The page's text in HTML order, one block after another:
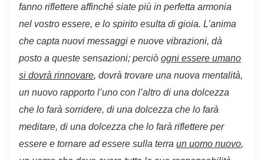
fanno riflettere affinché siate più in perfetta armonia
nel vostro essere, e lo spirito esulta di gioia. L’anima
che capta nuovi messaggi e nuove vibrazioni, dà
posto a queste sensazioni; perciò ogni essere umano
si dovrà rinnovare, dovrà trovare una nuova mentalità,
un nuovo rapporto l’uno con l’altro di una dolcezza
che lo farà sorridere, di una dolcezza che lo farà
meditare, di una dolcezza che lo farà riflettere per
essere e tornare ad essere sulla terra un uomo nuovo,